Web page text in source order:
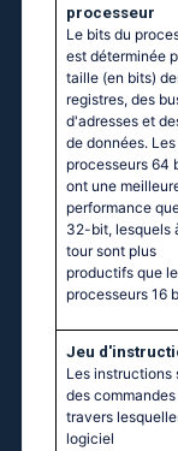
processeur
Le bits du
est déterminée
taille (en bits)
registres, des
d'adresses et
de données. Les
processeurs 64
ont une
performance
32-bit, lesquels
tour sont plus
productifs que
processeurs 16
Jeu
Les instructions
des commandes
travers
logiciel